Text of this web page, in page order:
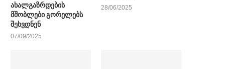
ახალგაზრდების
მშობლები გორელებს
შეხვდნენ
07/09/2025
28/06/2025